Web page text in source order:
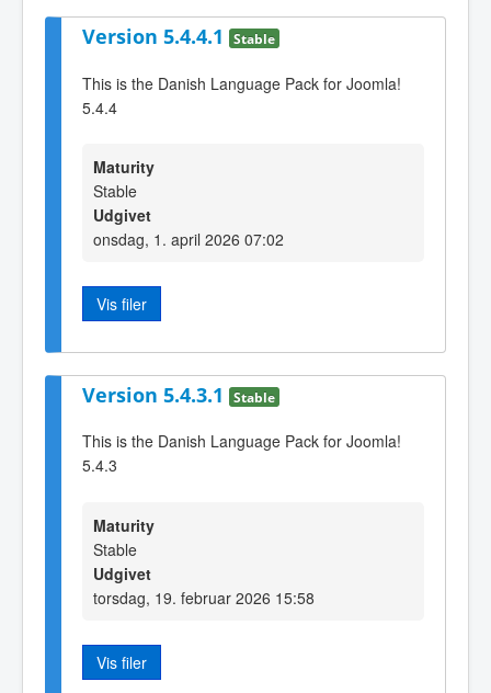
Version 5.4.4.1 Stable
This is the Danish Language Pack for Joomla!
5.4.4
Maturity
Stable
Udgivet
onsdag, 1. april 2026 07:02
Vis filer
Version 5.4.3.1 Stable
This is the Danish Language Pack for Joomla!
5.4.3
Maturity
Stable
Udgivet
torsdag, 19. februar 2026 15:58
Vis filer